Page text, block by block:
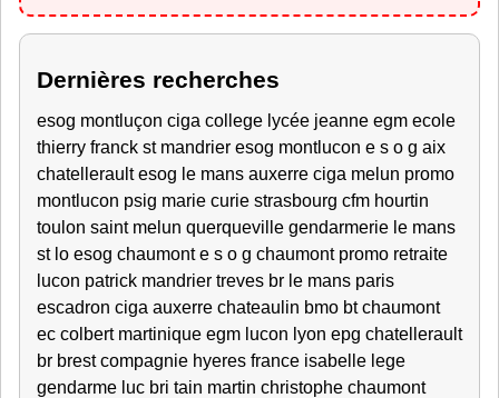
Dernières recherches
esog montluçon ciga college lycée jeanne egm ecole
thierry franck st mandrier esog montlucon e s o g aix
chatellerault esog le mans auxerre ciga melun promo
montlucon psig marie curie strasbourg cfm hourtin
toulon saint melun querqueville gendarmerie le mans
st lo esog chaumont e s o g chaumont promo retraite
lucon patrick mandrier treves br le mans paris
escadron ciga auxerre chateaulin bmo bt chaumont
ec colbert martinique egm lucon lyon epg chatellerault
br brest compagnie hyeres france isabelle lege
gendarme luc bri tain martin christophe chaumont